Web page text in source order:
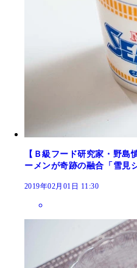
【Ｂ級フード研究家・野島
ーメンが奇跡の融合「雪見
2019年02月01日 11:30